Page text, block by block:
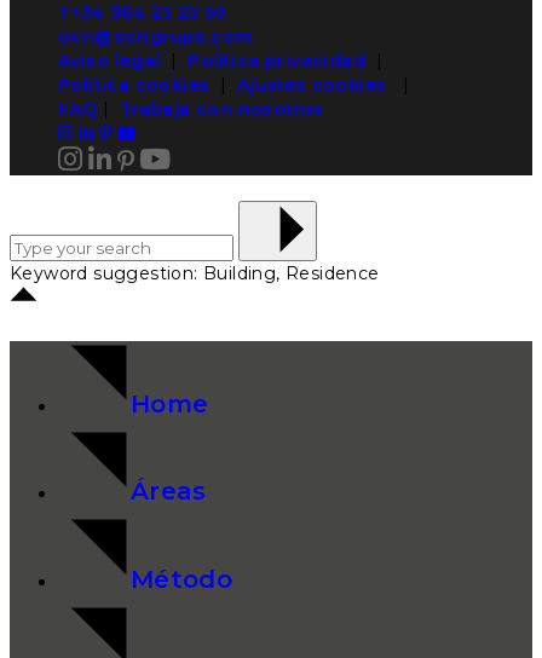
T+34 964 25 25 50
ocn@ocngrupo.com
Aviso legal
Política privacidad
Política cookies |Ajustes cookies
FAQ
Trabaja con nosotros
Keyword suggestion: Building, Residence
Home
Áreas
Método